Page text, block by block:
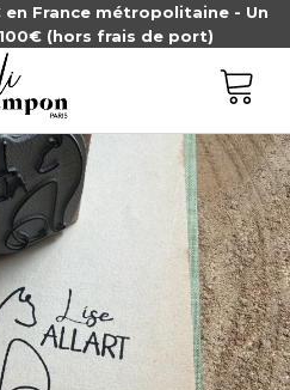
France métropolitaine - Un
(hors frais de port)